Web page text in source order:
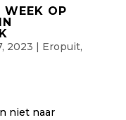
WEEK OP
2023 | Eropuit,
niet naar